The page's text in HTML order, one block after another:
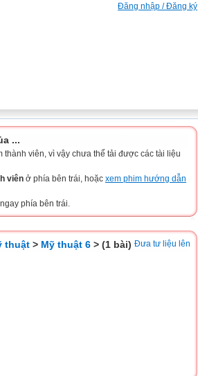
Đăng nhập / Đăng ký
...
viên, vì vậy chưa thể tải được các tài liệu
viên ở phía bên trái, hoặc xem phim hướng dẫn
phía bên trái.
Đưa tư liệu lên
thuật > Mỹ thuật 6 > (1 bài)